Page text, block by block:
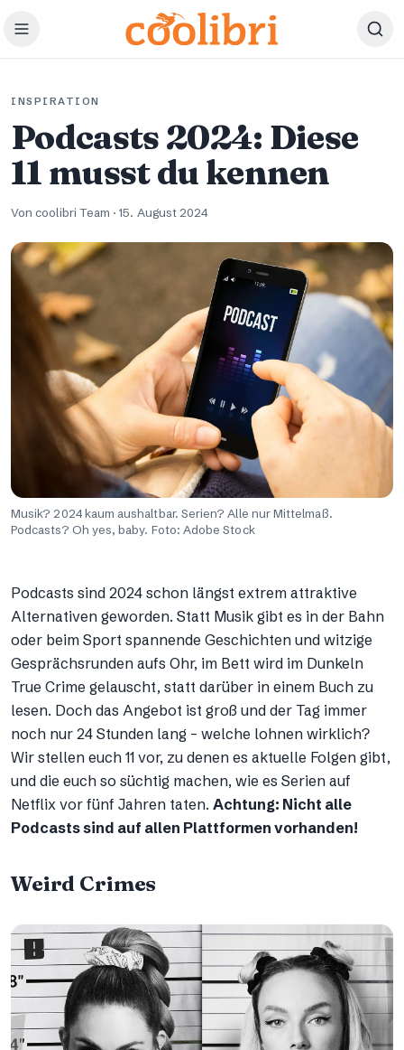
Zum Hauptinhalt springen
INSPIRATION
Podcasts 2024: Diese
11 musst du kennen
Von coolibri Team ·15. August 2024
Musik? 2024 kaum aushaltbar. Serien? Alle nur Mittelmaß.
Podcasts? Oh yes, baby. Foto: Adobe Stock
Podcasts sind 2024 schon längst extrem attraktive
Alternativen geworden. Statt Musik gibt es in der Bahn
oder beim Sport spannende Geschichten und witzige
Gesprächsrunden aufs Ohr, im Bett wird im Dunkeln
True Crime gelauscht, statt darüber in einem Buch zu
lesen. Doch das Angebot ist groß und der Tag immer
noch nur 24 Stunden lang – welche lohnen wirklich?
Wir stellen euch 11 vor, zu denen es aktuelle Folgen gibt,
und die euch so süchtig machen, wie es Serien auf
Netflix vor fünf Jahren taten. Achtung: Nicht alle
Podcasts sind auf allen Plattformen vorhanden!
Weird Crimes